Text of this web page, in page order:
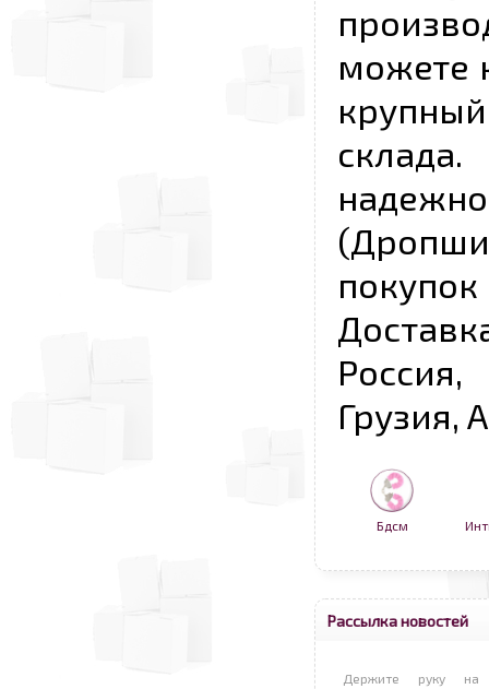
можете
Грузия,
Бдсм
Рассылка новостей
Держите руку на